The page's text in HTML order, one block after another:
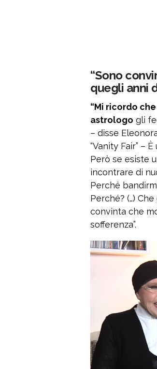
“Sono
quegli anni
“Mi ricordo
astrologo gli
– disse
“Vanity Fair” –
Però se esiste
incontrare di
Perché
Perché? (…)
convinta che
sofferenza”.